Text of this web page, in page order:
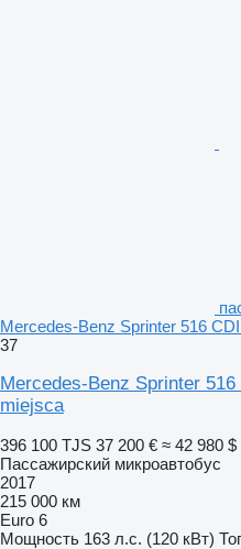
Mercedes-Benz Sprinter 516
37
Mercedes-Benz Sprinter
miejsca
396 100 TJS 37 200 € ≈ 42 980 $
Пассажирский микроавтобус
2017
215 000 км
Euro 6
Мощность 163 л.с. (120 кВт)